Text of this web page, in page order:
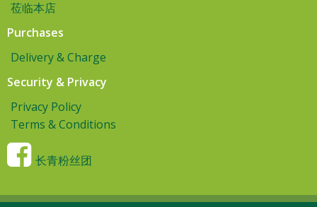
莅临本店
Purchases
Delivery & Charge
Security & Privacy
Privacy Policy
Terms & Conditions
长青粉丝团